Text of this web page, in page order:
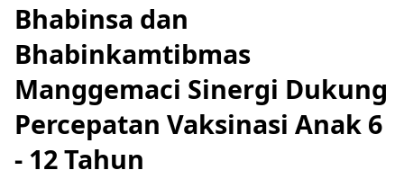
Bhabinsa dan
Bhabinkamtibmas
Manggemaci Sinergi Dukung
Percepatan Vaksinasi Anak 6
- 12 Tahun